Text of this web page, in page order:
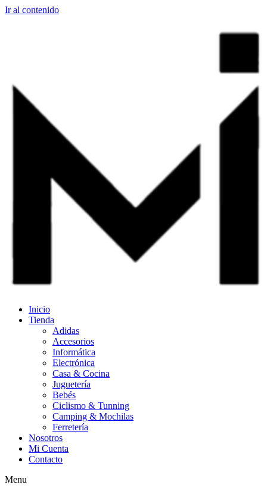
Ir al contenido
Inicio
Tienda
Adidas
Accesorios
Informática
Electrónica
Casa & Cocina
Juguetería
Bebés
Ciclismo & Tunning
Camping & Mochilas
Ferretería
Nosotros
Mi Cuenta
Contacto
Menu